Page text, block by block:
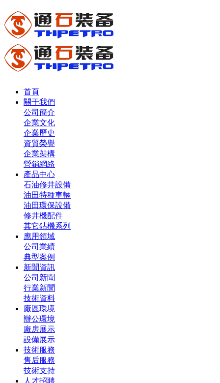
首頁
關于我們
公司簡介
企業文化
企業歷史
資質榮譽
企業架構
營銷網絡
產品中心
石油修井設備
油田特種車輛
油田環保設備
修井機配件
其它鉆機系列
應用領域
公司業績
典型案例
新聞資訊
公司新聞
行業新聞
技術資料
廠區環境
辦公環境
廠房展示
設備展示
技術服務
售后服務
技術支持
人才招聘